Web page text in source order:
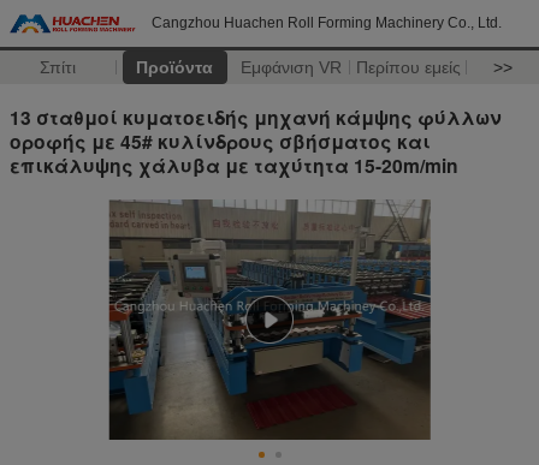
Cangzhou Huachen Roll Forming Machinery Co., Ltd.
Σπίτι Προϊόντα Εμφάνιση VR Περίπου εμείς >>
13 σταθμοί κυματοειδής μηχανή κάμψης φύλλων
οροφής με 45# κυλίνδρους σβήσματος και
επικάλυψης χάλυβα με ταχύτητα 15-20m/min